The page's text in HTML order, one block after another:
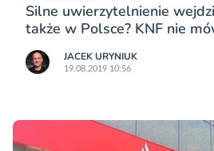
Silne uwierzytelnienie
także w Polsce? KNF nie
JACEK URYNIUK
19.08.2019 10:56